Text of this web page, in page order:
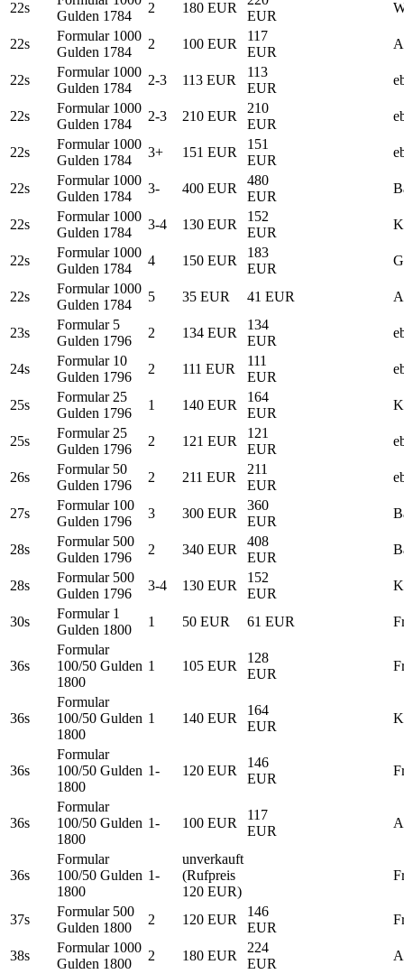
22s
Gulden 1784
2 180 EUR
EUR
22s
Formular 1000
Gulden 1784
2 100 EUR
117
EUR
22s
Formular 1000
Gulden 1784
2-3 113 EUR
113
EUR
22s
Formular 1000
Gulden 1784
2-3 210 EUR
210
EUR
22s
Formular 1000
Gulden 1784
3+ 151 EUR
151
EUR
22s
Formular 1000
Gulden 1784
3- 400 EUR
480
EUR
22s
Formular 1000
Gulden 1784
3-4 130 EUR
152
EUR
22s
Formular 1000
Gulden 1784
4 150 EUR
183
EUR
22s
Formular 1000
Gulden 1784
5 35 EUR 41 EUR
23s
Formular 5
Gulden 1796
2 134 EUR
134
EUR
24s
Formular 10
Gulden 1796
2 111 EUR
111
EUR
25s
Formular 25
Gulden 1796
1 140 EUR
164
EUR
25s
Formular 25
Gulden 1796
2 121 EUR
121
EUR
26s
Formular 50
Gulden 1796
2 211 EUR
211
EUR
27s
Formular 100
Gulden 1796
3 300 EUR
360
EUR
28s
Formular 500
Gulden 1796
2 340 EUR
408
EUR
28s
Formular 500
Gulden 1796
3-4 130 EUR
152
EUR
30s
Formular 1
Gulden 1800
1 50 EUR 61 EUR
36s
Formular
100/50 Gulden
1800
1 105 EUR
128
EUR
36s
Formular
100/50 Gulden
1800
1 140 EUR
164
EUR
36s
Formular
100/50 Gulden
1800
1- 120 EUR
146
EUR
36s
Formular
100/50 Gulden
1800
1- 100 EUR
117
EUR
36s
Formular
100/50 Gulden
1800
1-
unverkauft
(Rufpreis
120 EUR)
37s
Formular 500
Gulden 1800
2 120 EUR
146
EUR
38s
Formular 1000
Gulden 1800
2 180 EUR
224
EUR